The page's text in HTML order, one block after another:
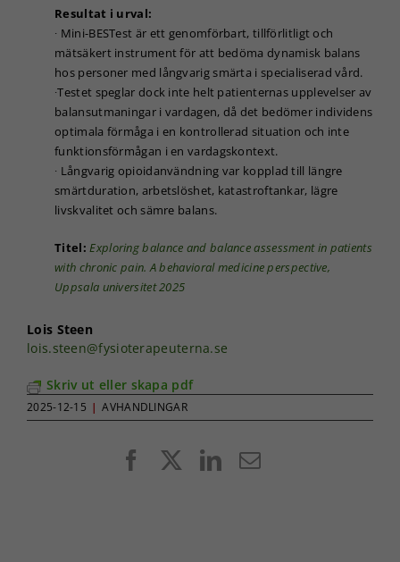
Resultat i urval:
∙ Mini-BESTest är ett genomförbart, tillförlitligt och
mätsäkert instrument för att bedöma dynamisk balans
hos personer med långvarig smärta i specialiserad vård.
∙Testet speglar dock inte helt patienternas upplevelser av
balansutmaningar i vardagen, då det bedömer individens
optimala förmåga i en kontrollerad situation och inte
funktionsförmågan i en vardagskontext.
∙ Långvarig opioidanvändning var kopplad till längre
smärtduration, arbetslöshet, katastroftankar, lägre
livskvalitet och sämre balans.
Titel: Exploring balance and balance assessment in patients
with chronic pain. A behavioral medicine perspective,
Uppsala universitet 2025
Lois Steen
lois.steen@fysioterapeuterna.se
Skriv ut eller skapa pdf
2025-12-15 | AVHANDLINGAR
FacebookLinkedIn
E-
Nödvändiga
Dessa kakor
går inte att
välja bort. De
behövs för
över huvud
taget ska
fungera.
Statistik
För att vi ska
hemsidan